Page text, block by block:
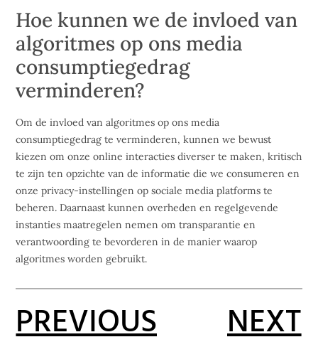
Hoe kunnen we de invloed van
algoritmes op ons media
consumptiegedrag
verminderen?
Om de invloed van algoritmes op ons media
consumptiegedrag te verminderen, kunnen we bewust
kiezen om onze online interacties diverser te maken, kritisch
te zijn ten opzichte van de informatie die we consumeren en
onze privacy-instellingen op sociale media platforms te
beheren. Daarnaast kunnen overheden en regelgevende
instanties maatregelen nemen om transparantie en
verantwoording te bevorderen in de manier waarop
algoritmes worden gebruikt.
PREVIOUS NEXT